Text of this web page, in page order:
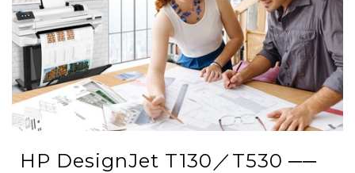
HP DesignJet T130／T530 ──